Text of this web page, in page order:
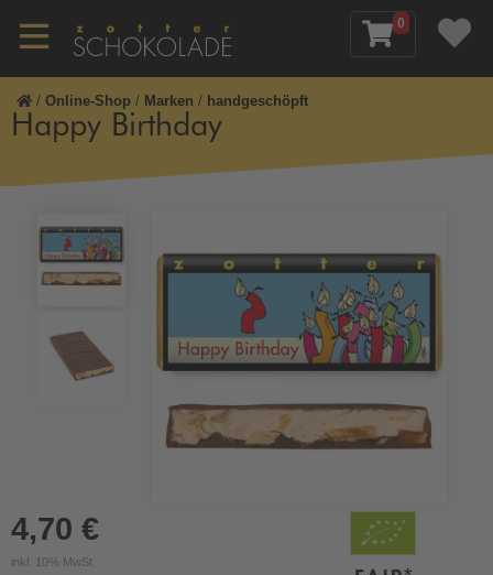
0
/ Online-Shop / Marken / handgeschöpft
Happy Birthday
4,70 €
inkl. 10% MwSt.